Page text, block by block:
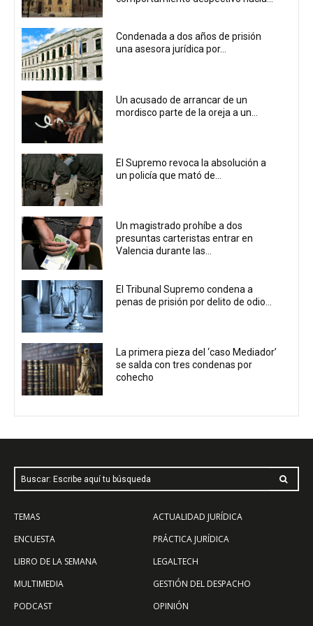
Condenada a dos años de prisión
una asesora jurídica por...
Un acusado de arrancar de un
mordisco parte de la oreja a un...
El Supremo revoca la absolución a
un policía que mató de...
Un magistrado prohíbe a dos
presuntas carteristas entrar en
Valencia durante las...
El Tribunal Supremo condena a
penas de prisión por delito de odio...
La primera pieza del ‘caso Mediador’
se salda con tres condenas por
cohecho
Buscar: Escribe aquí tu búsqueda
TEMAS
ENCUESTA
LIBRO DE LA SEMANA
MULTIMEDIA
PODCAST
ACTUALIDAD JURÍDICA
PRÁCTICA JURÍDICA
LEGALTECH
GESTIÓN DEL DESPACHO
OPINIÓN